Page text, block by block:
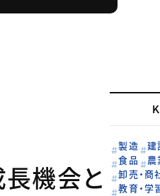
機会と
製造
建
食品
農
卸売・商
教育・学